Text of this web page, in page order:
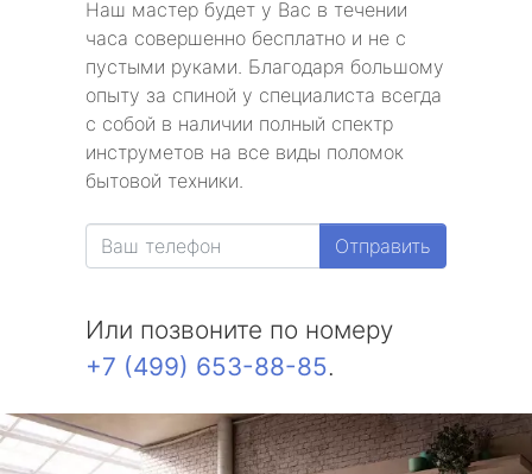
Наш мастер будет у Вас в течении
часа совершенно бесплатно и не с
пустыми руками. Благодаря большому
опыту за спиной у специалиста всегда
с собой в наличии полный спектр
инструметов на все виды поломок
бытовой техники.
Отправить
Или позвоните по номеру
+7 (499) 653-88-85.